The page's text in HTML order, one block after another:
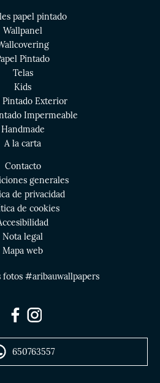
papel pintado
Wallpanel
Pintado
Telas
Kids
Pintado Exterior
Impermeable
Handmade
A la carta
Contacto
generales
de privacidad
de cookies
Nota legal
Mapa web
fotos #aribauwallpapers
650763557